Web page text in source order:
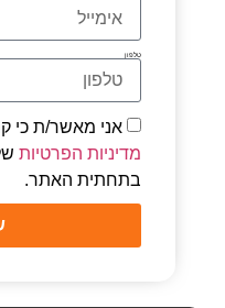
טלפון
אני מאשר/ת כי
מדיניות הפרטיות
בתחתית האתר.